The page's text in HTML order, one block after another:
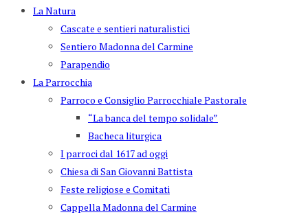
La Natura
Cascate e sentieri naturalistici
Sentiero Madonna del Carmine
Parapendio
La Parrocchia
Parroco e Consiglio Parrocchiale Pastorale
“La banca del tempo solidale”
Bacheca liturgica
I parroci dal 1617 ad oggi
Chiesa di San Giovanni Battista
Feste religiose e Comitati
Cappella Madonna del Carmine